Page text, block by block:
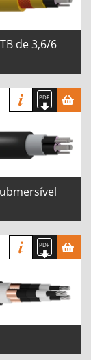
de 3,6/6